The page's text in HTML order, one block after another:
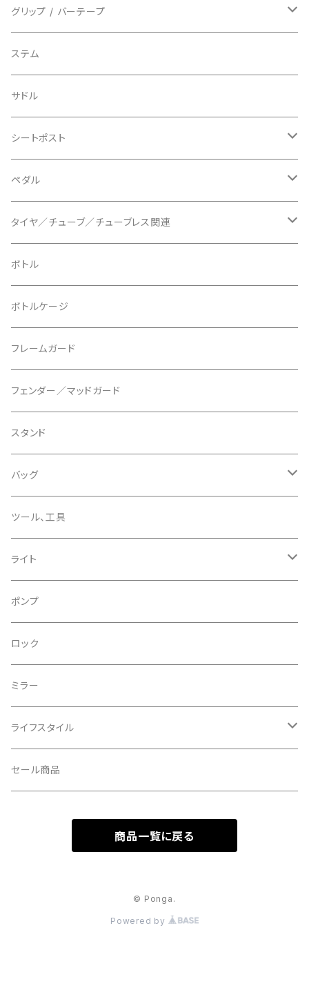
BIO RACER/ビオレーサー
BIKEYOKE/バイクヨーク
BLACKBURN/ブラックバーン
BLB/ビーエルビー
BLUEGRASS/ブルーグラス
BONTRAGER/ボントレガー
BURGTEC/バーグテック
BUSCH＋MULLER/ブッシュ＆ミュラー
CAMELBAK/キャメルバッグ
CERAMIC SPEED/セラミックスピード
CHRIS KING/クリスキング
CHROMAG/クロマグ
CHROME/クローム
CONTINENTAL/コンチネンタル
CRANE/クレーン
CRANKBROTHERS/クランクブラザーズ
CROSS SECTION/クロスセクション
CLIK/クリック
CUSH CORE/クッシュコア
DEFEET/デフィート
キャップ
その他
ビンディングペダル用
アクセサリー
シフターマウント
ステムスペーサー
ケーブル類
チェーンガイド／キャッチャー
チェーンリング
ディスクブレーキ
ブレーキローター
ブレーキパッド
ディレーラーハンガー
トップキャップ
ベル
ボトムブラケット
リアディレーラー
チェーン
ドロップハンドル
フラット/ライザーバー
グリップ / バーテープ
グリップ
バーテープ
グリップカラー / バーエンドキャップ
ステム
サドル
シートポスト
ドロッパーポスト
シートクランプ
ペダル
ビンディングペダル
フラットペダル
クリート
タイヤ／チューブ／チューブレス関連
700c
29" / 27.5"
〜26"
タイヤインサート
リムテープ
チューブレスバルブ/ バルブキャップ
シーラント
ボトル
ボトルケージ
フレームガード
フェンダー／マッドガード
スタンド
バッグ
サドルバッグ
サコッシュ
バックパック
フレームバッグ
輪行袋
輪行小物
バイクカバー
その他
ツール、工具
ライト
フロントライト
テールライト
ポンプ
ロック
ミラー
ライフスタイル
キャップ
セール商品
商品一覧に戻る
© Ponga.
Powered by